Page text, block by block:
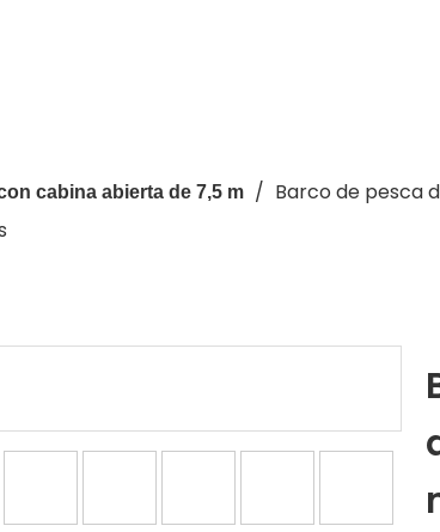
cabina abierta de 7,5 m / Barco de pesca